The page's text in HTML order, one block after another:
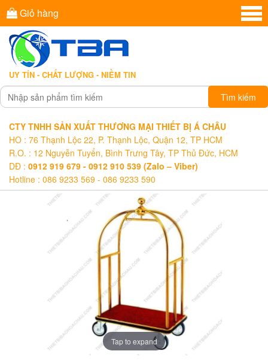
Giỏ hàng
UY TÍN - CHẤT LƯỢNG - NIỀM TIN
Tìm kiếm
CTY TNHH SẢN XUẤT THƯƠNG MẠI THIẾT BỊ Á CHÂU
HO : 76 Thạnh Lộc 22, P. Thạnh Lộc, Quận 12, TP HCM
R.O. : 12 Nguyễn Tuyển, Bình Trưng Tây, TP Thủ Đức, HCM
DĐ : 0912 919 679 - 0912 910 539 (Zalo – Viber)
Hotline : 086 9233 569 - 086 9233 590
Tap to expand